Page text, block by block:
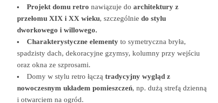
Projekt domu retro nawiązuje do architektury z
przełomu XIX i XX wieku, szczególnie do stylu
dworkowego i willowego.
Charakterystyczne elementy to symetryczna bryła,
spadzisty dach, dekoracyjne gzymsy, kolumny przy wejściu
oraz okna ze szprosami.
Domy w stylu retro łączą tradycyjny wygląd z
nowoczesnym układem pomieszczeń, np. dużą strefą dzienną
i otwarciem na ogród.